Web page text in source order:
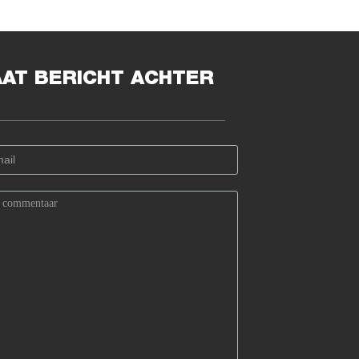
BERICHT ACHTER